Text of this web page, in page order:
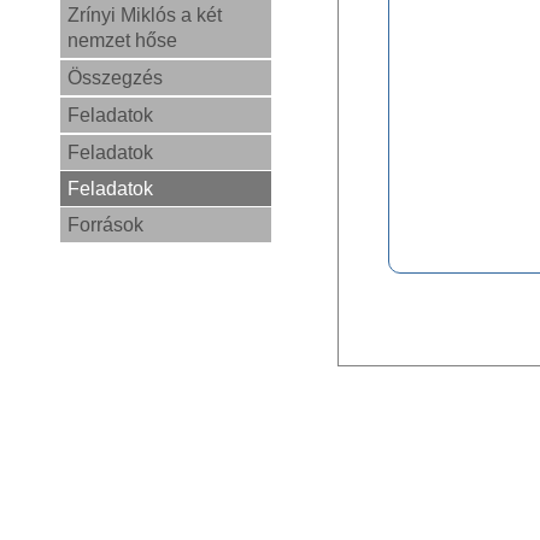
Zrínyi Miklós a két
nemzet hőse
Összegzés
Feladatok
Feladatok
Feladatok
Források